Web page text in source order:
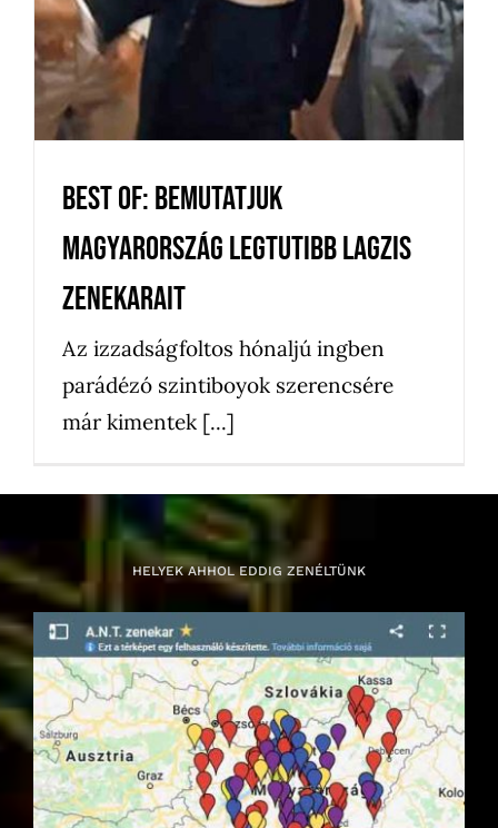
Uncategorized
Zenekar
Best of: Bemutatjuk
Magyarország legtutibb lagzis
zenekarait
Az izzadságfoltos hónaljú ingben
parádézó szintiboyok szerencsére
már kimentek [...]
HELYEK AHHOL EDDIG ZENÉLTÜNK